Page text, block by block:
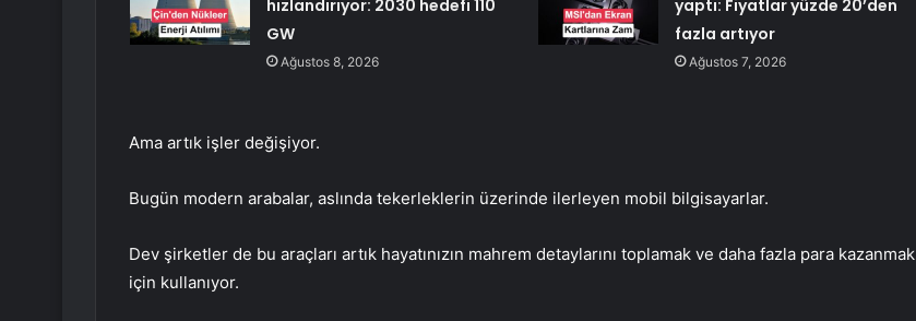
hızlandırıyor: 2030 hedefi 110
GW
Ağustos 8, 2026
yaptı: Fiyatlar yüzde 20’den
fazla artıyor
Ağustos 7, 2026
Ama artık işler değişiyor.
Bugün modern arabalar, aslında tekerleklerin üzerinde ilerleyen mobil bilgisayarlar.
Dev şirketler de bu araçları artık hayatınızın mahrem detaylarını toplamak ve daha fazla para kazanmak
için kullanıyor.